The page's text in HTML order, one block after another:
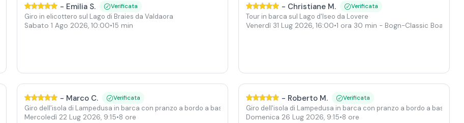
- Emilia S. Verificata
Giro in elicottero sul Lago di Braies da Valdaora
Sabato 1 Ago 2026, 10:00•15 min
- Christiane M. Verificata
Tour in barca sul Lago d'Iseo da Lovere
Venerdì 31 Lug 2026, 16:00•1 ora 30 min - Bogn-Classic Boat
- Marco C. Verificata
Giro dell'isola di Lampedusa in barca con pranzo a bordo a base di pesce
Mercoledì 22 Lug 2026, 9:15•8 ore
- Roberto M. Verificata
Giro dell'isola di Lampedusa in barca con pranzo a bordo a base di
Domenica 26 Lug 2026, 9:15•8 ore